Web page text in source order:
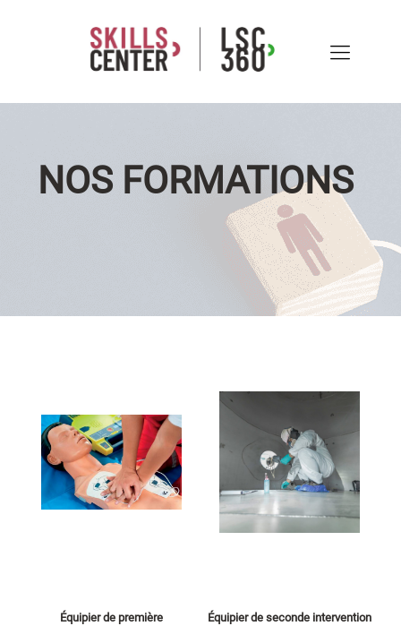
NOS FORMATIONS
Équipier de première
Équipier de seconde intervention